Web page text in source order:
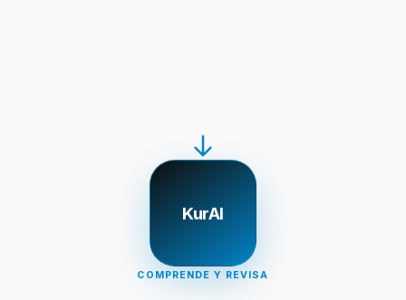
KurAI
COMPRENDE Y REVISA